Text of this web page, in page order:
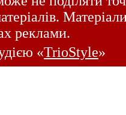
реклами.
«TrioStyle»